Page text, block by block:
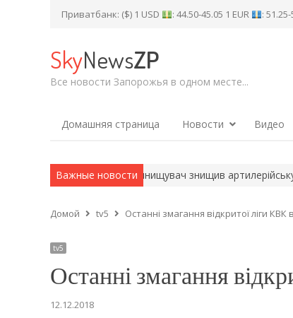
Приватбанк: ($) 1 USD : 44.50-45.05 1 EUR :
SkyNewsZP
Все новости Запорожья в одном месте...
Домашняя страница Новости Видео
Важные новости
український винищувач знищив артилерійську…
Домой tv5 Останні змагання відкритої ліги КВК
tv5
Останні змагання
12.12.2018